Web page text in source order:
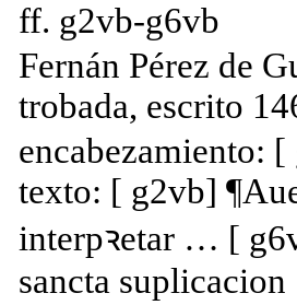
ff. g2vb-g6vb
Fernán Pérez de
trobada, escrito
encabezamiento:
texto: [ g2vb]
interpꝛetar … [
sancta suplicacion